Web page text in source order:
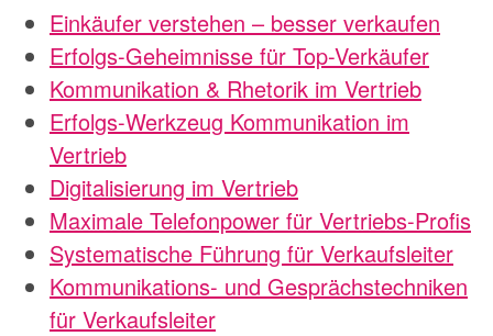
Einkäufer verstehen – besser verkaufen
Erfolgs-Geheimnisse für Top-Verkäufer
Kommunikation & Rhetorik im Vertrieb
Erfolgs-Werkzeug Kommunikation im
Vertrieb
Digitalisierung im Vertrieb
Maximale Telefonpower für Vertriebs-Profis
Systematische Führung für Verkaufsleiter
Kommunikations- und Gesprächstechniken
für Verkaufsleiter